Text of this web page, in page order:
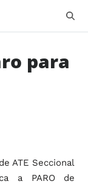
para
ATE Seccional
a PARO de